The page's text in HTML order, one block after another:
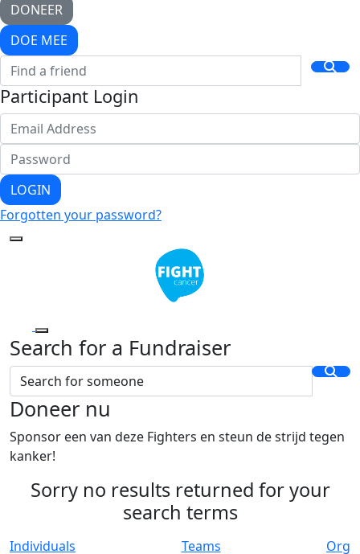
DONEER
DOE MEE
Participant Login
LOGIN
Forgotten your password?
Search for a Fundraiser
Doneer nu
Sponsor een van deze Fighters en steun de strijd tegen
kanker!
Sorry no results returned for your
search terms
Individuals Teams
Org